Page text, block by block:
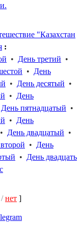
"Казахстан
:
• День третий •
• День
• День десятый •
• День
День пятнадцатый •
• День
• День двадцатый •
• День
• День двадцать
/нет ]